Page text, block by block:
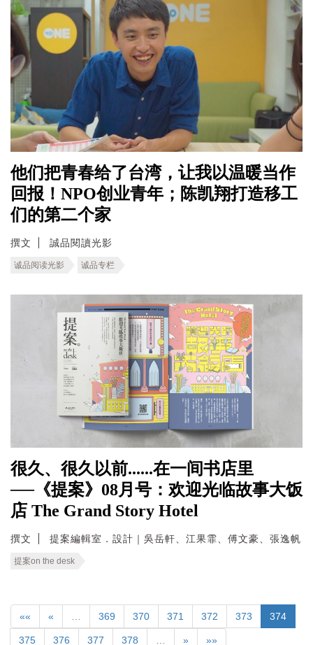
他们把青春给了台湾，让我以温暖当作
回报！NPO创业青年；陈凯翔打造移工
们的第二个家
撰文 誠品閱讀光影
诚品阅读光影 诚品专栏
很久、很久以前......在一间书店里
──《提案》08月号：欢迎光临故事大饭
店 The Grand Story Hotel
撰文 提案編輯室．設計｜吳岳軒、江果霏、傅文豪、張逸帆
提案on the desk
«« « 369 370 371 372 373 374
375 376 377 378 » »»